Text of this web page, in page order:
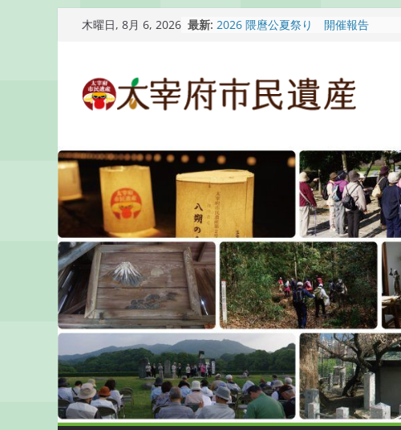
ス
ッ
プ
木曜日, 8月 6, 2026 最新: 2026 隈麿公夏祭り 開催報告
梅香苑夏まつり子どもみこし開催のお
知らせ